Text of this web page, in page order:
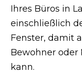
Ihres Büros in
einschließlich
Fenster, damit
Bewohner oder
kann.